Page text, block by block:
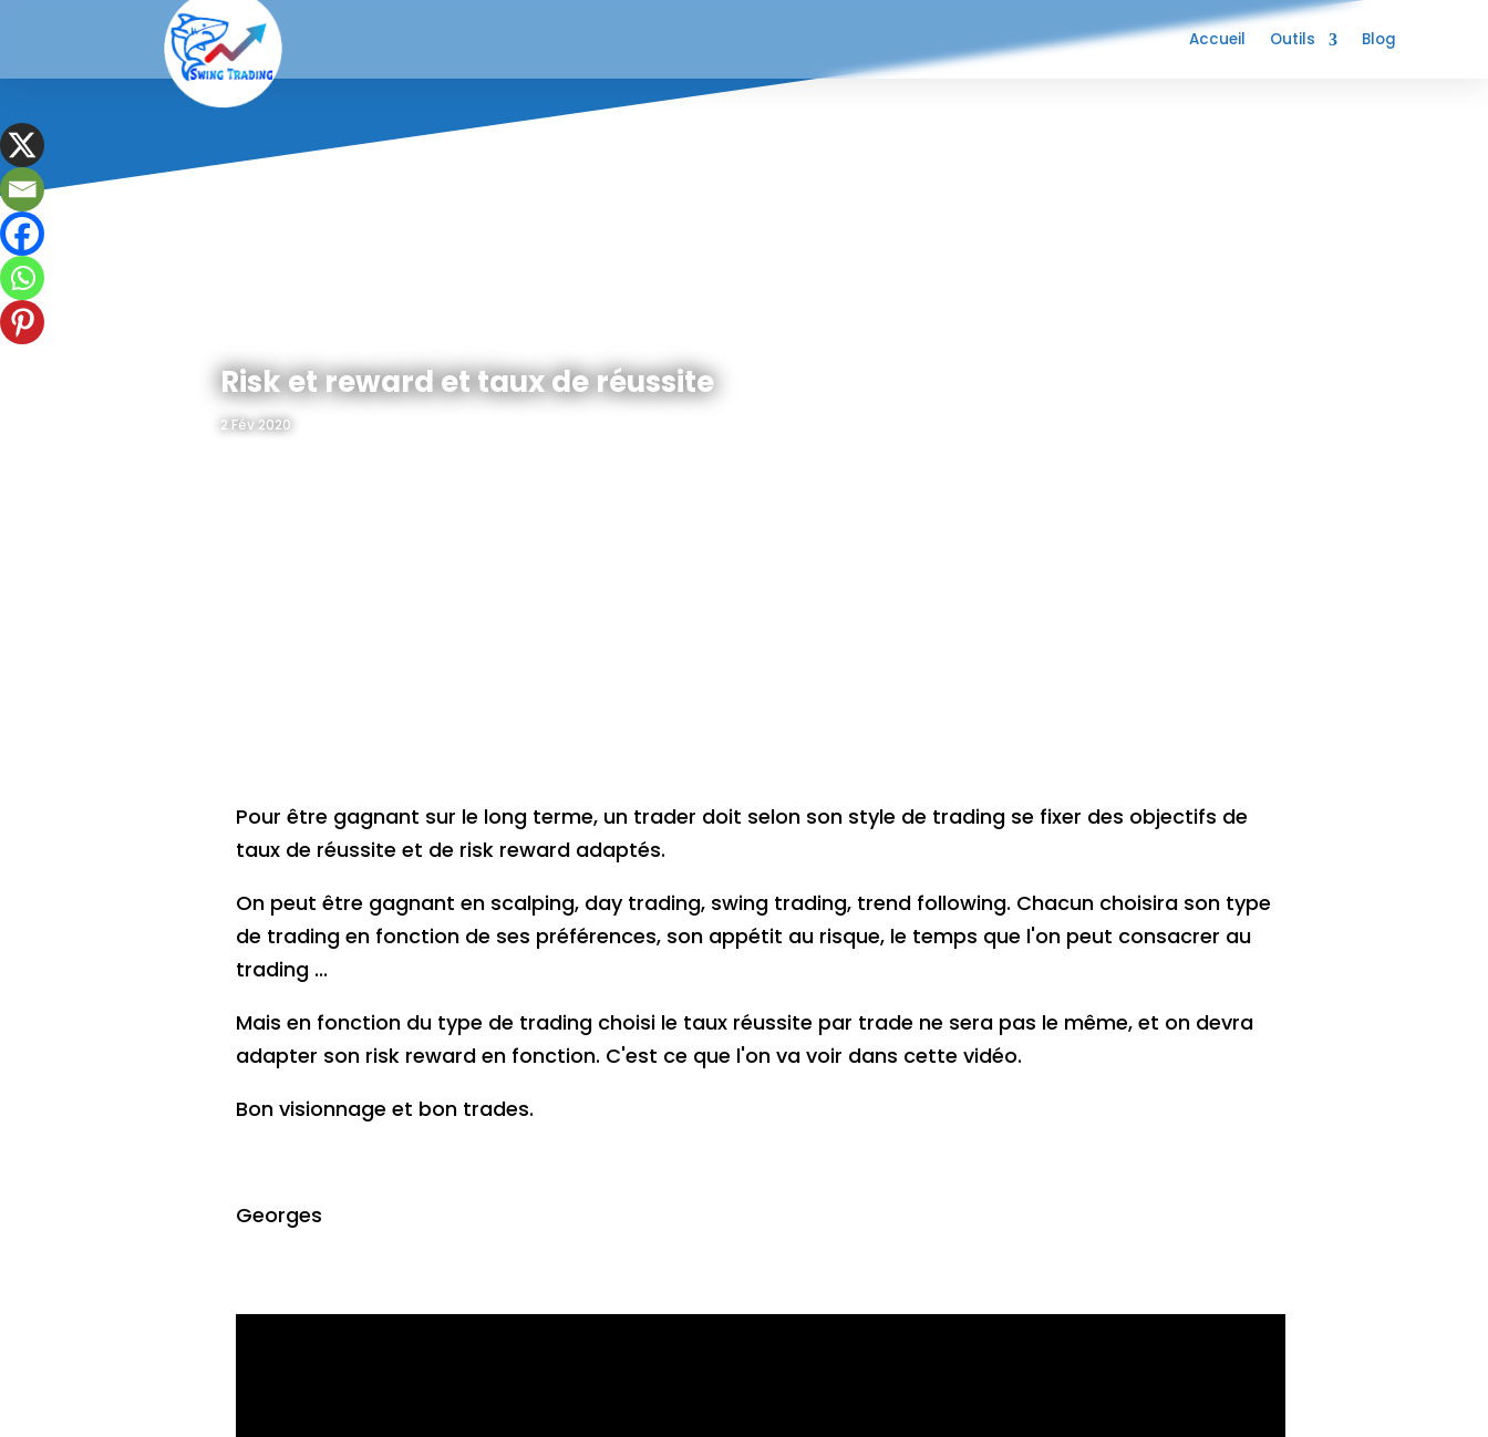
Accueil Outils Blog
Risk et reward et taux de réussite
2 Fév 2020
Pour être gagnant sur le long terme, un trader doit selon son style de trading se fixer des objectifs de
taux de réussite et de risk reward adaptés.
On peut être gagnant en scalping, day trading, swing trading, trend following. Chacun choisira son type
de trading en fonction de ses préférences, son appétit au risque, le temps que l'on peut consacrer au
trading ...
Mais en fonction du type de trading choisi le taux réussite par trade ne sera pas le même, et on devra
adapter son risk reward en fonction. C'est ce que l'on va voir dans cette vidéo.
Bon visionnage et bon trades.
Georges